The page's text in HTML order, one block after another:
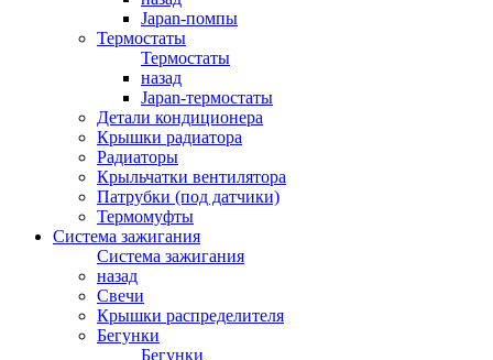
Japan-помпы
Термостаты
Термостаты
назад
Japan-термостаты
Детали кондиционера
Крышки радиатора
Радиаторы
Крыльчатки вентилятора
Патрубки (под датчики)
Термомуфты
Система зажигания
Система зажигания
назад
Свечи
Крышки распределителя
Бегунки
Бегунки